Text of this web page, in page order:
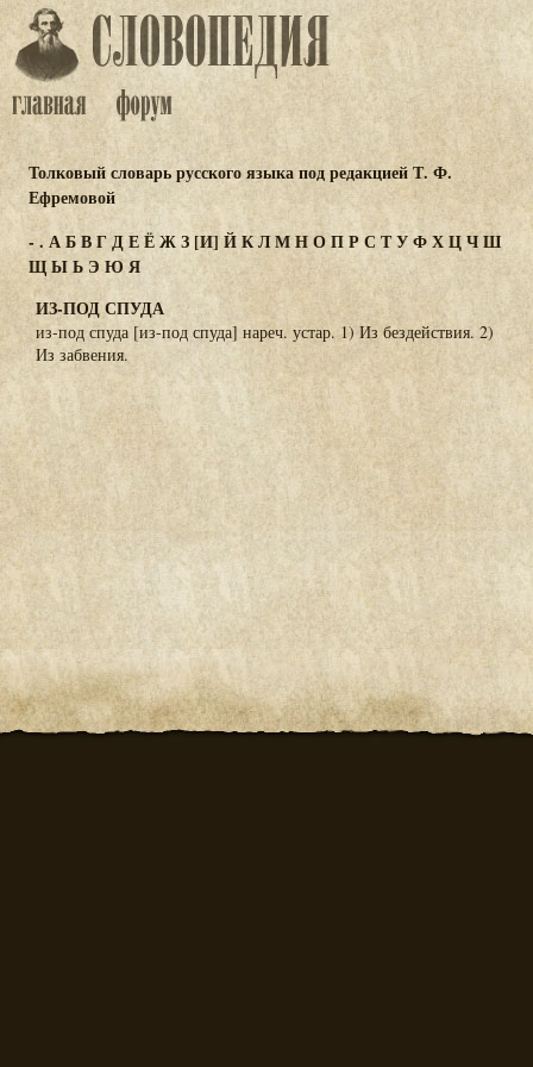
Толковый словарь русского языка под редакцией Т. Ф.
Ефремовой
- . АБВГДЕЁЖЗ [И] ЙКЛМНОПРС ТУФХЦЧШ
ЩЫЬЭ ЮЯ
ИЗ-ПОД СПУДА
из-под спуда [из-под спуда] нареч. устар. 1) Из бездействия. 2)
Из забвения.